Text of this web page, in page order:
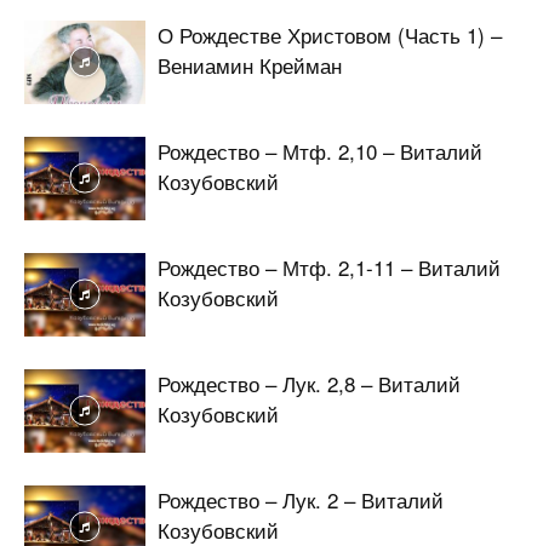
О Рождестве Христовом (Часть 1) –
Вениамин Крейман
Рождество – Мтф. 2,10 – Виталий
Козубовский
Рождество – Мтф. 2,1-11 – Виталий
Козубовский
Рождество – Лук. 2,8 – Виталий
Козубовский
Рождество – Лук. 2 – Виталий
Козубовский